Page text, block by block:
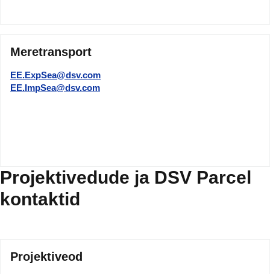
Meretransport
EE.ExpSea@dsv.com
EE.ImpSea@dsv.com
Projektivedude ja DSV Parcel
kontaktid
Projektiveod